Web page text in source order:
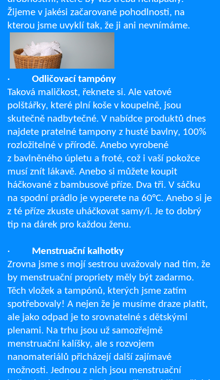
Žijeme v jakési začarované pohodlnosti, na
kterou jsme uvyklí tak, že ji ani nevnímáme.
· Odličovací tampóny
Taková maličkost, řeknete si. Ale vatové
polštářky, které plní koše v koupelně, jsou
skutečně nadbytečné. V nabídce produktů dnes
najdete pratelné tampony z husté bavlny, 100%
rozložitelné v přírodě. Anebo vyrobené
z bavlněného úpletu a froté, což i vaší pokožce
musí znít lákavě. Anebo si můžete koupit
háčkované z bambusové příze. Dva tři. V sáčku
na spodní prádlo je vyperete na 60°C. Anebo si je
z té příze zkuste uháčkovat samy/i. Je to dobrý
tip na dárek pro každou ženu.
·
Menstruační kalhotky
Zrovna jsme s mojí sestrou uvažovaly nad tím, že
by menstruační propriety měly být zadarmo.
Těch vložek a tampónů, kterých jsme zatím
spotřebovaly! A nejen že je musíme draze platit,
ale jako odpad je to srovnatelné s dětskými
plenami. Na trhu jsou už samozřejmě
menstruační kalíšky, ale s rozvojem
nanomateriálů přicházejí další zajímavé
možnosti. Jednou z nich jsou menstruační